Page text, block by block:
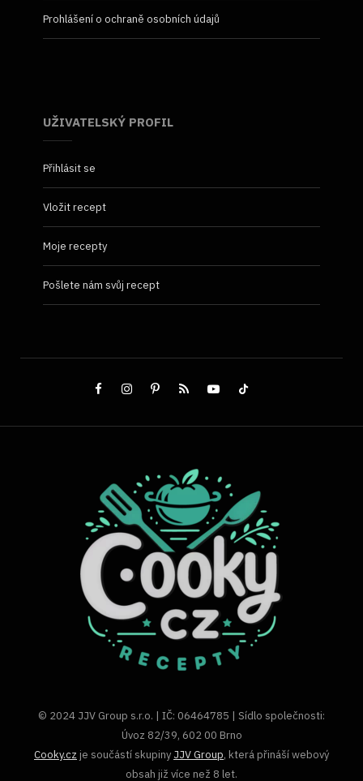
Prohlášení o ochraně osobních údajů
UŽIVATELSKÝ PROFIL
Přihlásit se
Vložit recept
Moje recepty
Pošlete nám svůj recept
© 2024 JJV Group s.r.o. | IČ: 06464785 | Sídlo společnosti:
Úvoz 82/39, 602 00 Brno
Cooky.cz je součástí skupiny JJV Group, která přináší webový
obsah již více než 8 let.